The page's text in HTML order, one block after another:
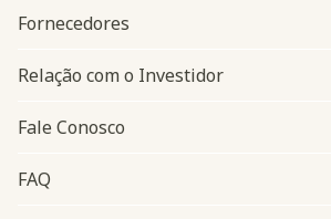
Fornecedores
Relação com o Investidor
Fale Conosco
FAQ